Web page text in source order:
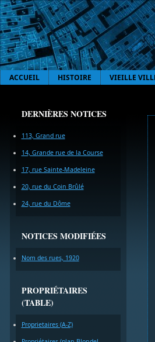
ACCUEIL HISTOIRE VIEILLE
DERNIÈRES NOTICES
113, Grand rue
14, Grande rue de la Course
17, rue Sainte-Madeleine
20, rue du Coin Brûlé
24, rue du Dôme
NOTICES MODIFIÉES
Nom des rues, 1920
PROPRIÉTAIRES
(TABLE)
Proprietaires (A-Z)